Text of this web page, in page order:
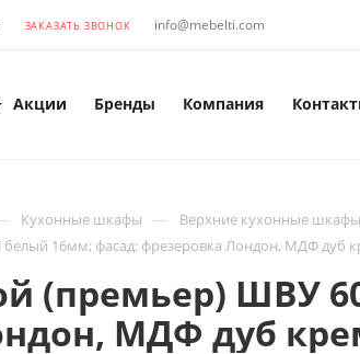
ЗАКАЗАТЬ ЗВОНОК info@mebelti.com
Акции Бренды Компания
Кухонные шкафы — Верхние кухонные шкафы
16мм; фасад: фрезеровка Лондон, МДФ дуб
(премьер) ШВУ
МДФ дуб